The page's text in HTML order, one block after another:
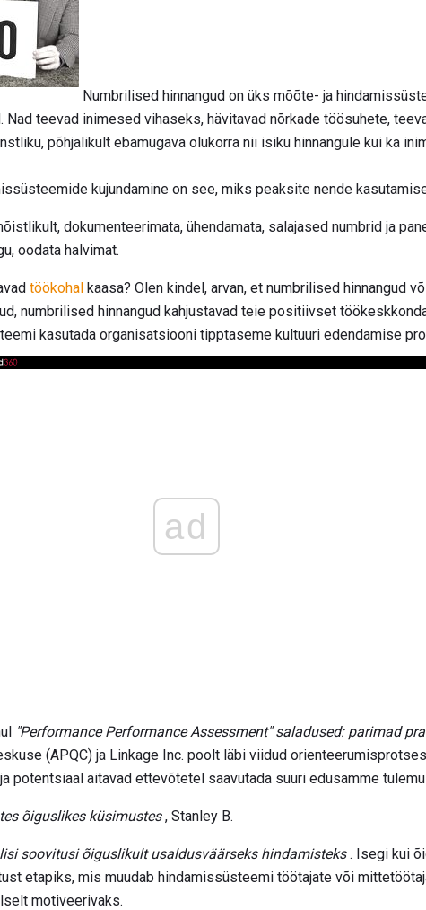
Numbrilised hinnangud on üks mõõte- ja
Nad teevad inimesed vihaseks, hävitavad nõrkade töösuhete,
põhjalikult ebamugava olukorra nii isiku hinnangule kui ka
kujundamine on see, miks peaksite nende
dokumenteerimata, ühendamata, salajased numbrid ja
oodata halvimat.
töökohal kaasa? Olen kindel, arvan, et numbrilised hinnangud
numbrilised hinnangud kahjustavad teie positiivset
kasutada organisatsiooni tipptaseme kultuuri edendamise
ad
"Performance Performance Assessment" saladused: parimad
(APQC) ja Linkage Inc. poolt läbi viidud
potentsiaal aitavad ettevõtetel saavutada suuri edusamme
õiguslikes küsimustes, Stanley B.
soovitusi õiguslikult usaldusväärseks hindamisteks. Isegi kui
etapiks, mis muudab hindamissüsteemi töötajate või
motiveerivaks.